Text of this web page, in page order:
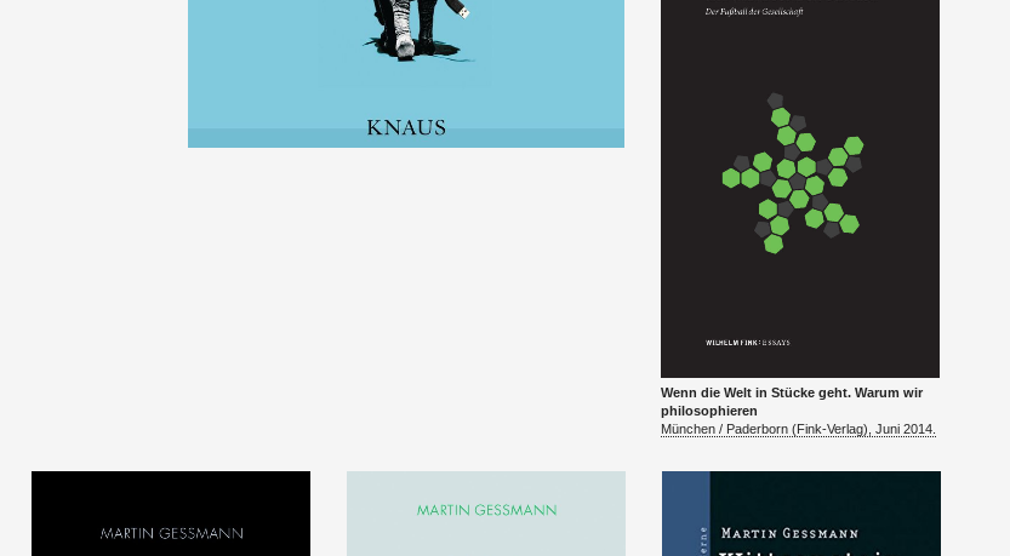
Wenn die Welt in Stücke geht. Warum wir
philoso­phieren
München / Pader­born (Fink-Ver­lag), Juni 2014.